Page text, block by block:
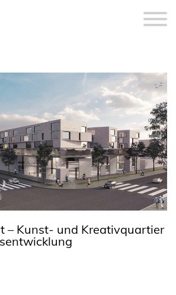
– Kunst- und Kreativquartier